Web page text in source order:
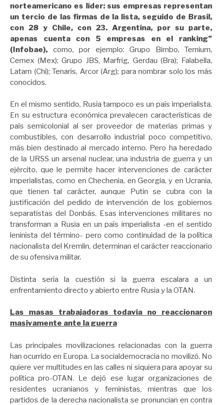
norteamericano es líder: sus empresas representan
un tercio de las firmas de la lista, seguido de Brasil,
con 28 y Chile, con 23. Argentina, por su parte,
apenas cuenta con 5 empresas en el ranking”
(Infobae), como, por ejemplo: Grupo Bimbo, Ternium,
Cemex (Mex); Grupo JBS, Marfrig, Gerdau (Bra); Falabella,
Latam (Chi); Tenaris, Arcor (Arg); para nombrar solo los más
conocidos.
En el mismo sentido, Rusia tampoco es un país imperialista.
En su estructura económica prevalecen características de
país semicolonial al ser proveedor de materias primas y
combustibles, con desarrollo industrial poco competitivo,
más bien destinado al mercado interno. Pero ha heredado
de la URSS un arsenal nuclear, una industria de guerra y un
ejército, que le permite hacer intervenciones de carácter
imperialistas, como en Chechenia, en Georgia, y en Ucrania,
que tienen tal carácter, aunque Putin se cubra con la
justificación del pedido de intervención de los gobiernos
separatistas del Donbás. Esas intervenciones militares no
transforman a Rusia en un país imperialista -en el sentido
leninista del término- pero como continuidad de la política
nacionalista del Kremlin, determinan el carácter reaccionario
de su ofensiva militar.
Distinta sería la cuestión si la guerra escalara a un
enfrentamiento directo y abierto entre Rusia y la OTAN.
Las masas trabajadoras todavía no reaccionaron
masivamente ante la guerra
Las principales movilizaciones relacionadas con la guerra
han ocurrido en Europa. La socialdemocracia no movilizó. No
quiere ver multitudes en las calles ni siquiera para apoyar su
política pro-OTAN. Le dejó ese lugar organizaciones de
residentes ucranianos y feministas, mientras que los
partidos de la derecha nacionalista se pronuncian en contra